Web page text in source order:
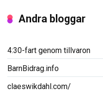
Andra bloggar
4:30-fart genom tillvaron
BarnBidrag.info
claeswikdahl.com/